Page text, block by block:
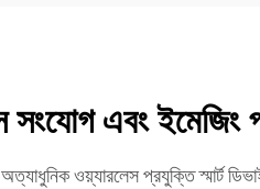
এবং ইমেজিং
ওয়্যারলেস প্রযুক্তি স্মার্ট